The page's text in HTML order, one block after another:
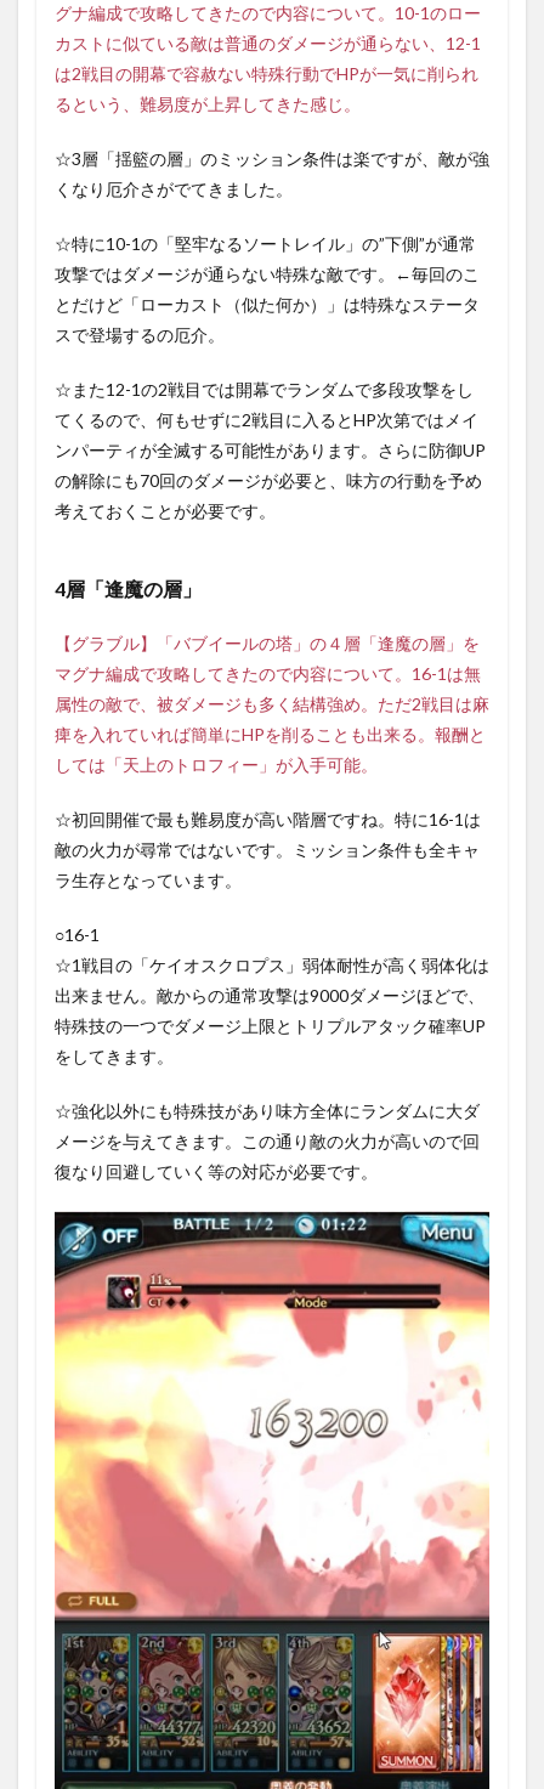
グナ編成で攻略してきたので内容について。10-1のロー
カストに似ている敵は普通のダメージが通らない、12-1
は2戦目の開幕で容赦ない特殊行動でHPが一気に削られ
るという、難易度が上昇してきた感じ。
☆3層「揺籃の層」のミッション条件は楽ですが、敵が強
くなり厄介さがでてきました。
☆特に10-1の「堅牢なるソートレイル」の”下側”が通常
攻撃ではダメージが通らない特殊な敵です。←毎回のこ
とだけど「ローカスト（似た何か）」は特殊なステータ
スで登場するの厄介。
☆また12-1の2戦目では開幕でランダムで多段攻撃をし
てくるので、何もせずに2戦目に入るとHP次第ではメイ
ンパーティが全滅する可能性があります。さらに防御UP
の解除にも70回のダメージが必要と、味方の行動を予め
考えておくことが必要です。
4層「逢魔の層」
【グラブル】「バブイールの塔」の４層「逢魔の層」を
マグナ編成で攻略してきたので内容について。16-1は無
属性の敵で、被ダメージも多く結構強め。ただ2戦目は麻
痺を入れていれば簡単にHPを削ることも出来る。報酬と
しては「天上のトロフィー」が入手可能。
☆初回開催で最も難易度が高い階層ですね。特に16-1は
敵の火力が尋常ではないです。ミッション条件も全キャ
ラ生存となっています。
○16-1
☆1戦目の「ケイオスクロプス」弱体耐性が高く弱体化は
出来ません。敵からの通常攻撃は9000ダメージほどで、
特殊技の一つでダメージ上限とトリプルアタック確率UP
をしてきます。
☆強化以外にも特殊技があり味方全体にランダムに大ダ
メージを与えてきます。この通り敵の火力が高いので回
復なり回避していく等の対応が必要です。